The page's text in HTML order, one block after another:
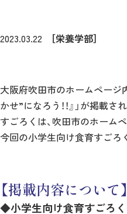
2023.03.22 ［栄養学部］
大阪府吹田市のホームページ
かせ”になろう！！』」が掲載さ
すごろくは、吹田市のホーム
今回の小学生向け食育すごろ
【掲載内容について】
◆小学生向け食育すごろ